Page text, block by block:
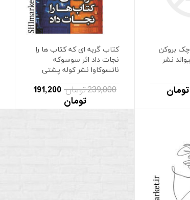
بروکن
نشر
کتاب گربه ای که کتاب ها را
نجات داد اثر سوسوکه
ناتسوکاوا نشر کوله پشتی
239,000 تومان
191,200
تومان